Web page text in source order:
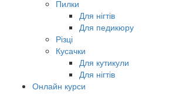
Пилки
Для нігтів
Для педикюру
Різці
Кусачки
Для кутикули
Для нігтів
Онлайн курси